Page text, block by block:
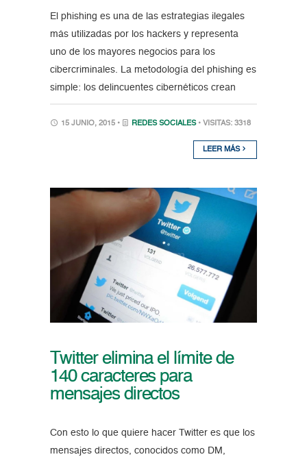
El phishing es una de las estrategias ilegales
más utilizadas por los hackers y representa
uno de los mayores negocios para los
cibercriminales. La metodología del phishing es
simple: los delincuentes cibernéticos crean
15 JUNIO, 2015 • REDES SOCIALES • VISITAS: 3318
LEER MÁS
Twitter elimina el límite de
140 caracteres para
mensajes directos
Con esto lo que quiere hacer Twitter es que los
mensajes directos, conocidos como DM,